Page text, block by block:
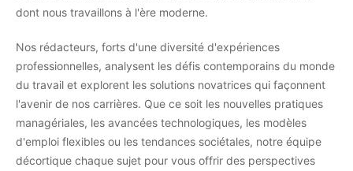
dont nous travaillons à l'ère moderne.
Nos rédacteurs, forts d'une diversité d'expériences
professionnelles, analysent les défis contemporains du monde
du travail et explorent les solutions novatrices qui façonnent
l'avenir de nos carrières. Que ce soit les nouvelles pratiques
managériales, les avancées technologiques, les modèles
d'emploi flexibles ou les tendances sociétales, notre équipe
décortique chaque sujet pour vous offrir des perspectives